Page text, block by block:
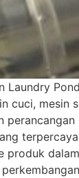
Laundry
cuci, mesin
produk